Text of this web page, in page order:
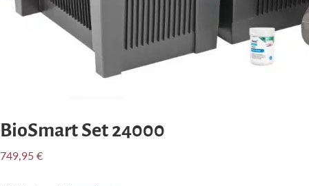
BioSmart Set 24000
749,95 €